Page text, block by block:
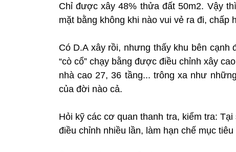
Chỉ được xây 48% thửa đất 50m2. Vậy
mặt bằng không khi nào vui vẻ ra đi, chấp
Có D.A xây rồi, nhưng thấy khu bên
“cò cổ” chạy bằng được điều chỉnh xây
nhà cao 27, 36 tầng... trông xa như
của đời nào cả.
Hỏi kỹ các cơ quan thanh tra, kiểm tra:
điều chỉnh nhiều lần, làm hạn chế mục tiêu